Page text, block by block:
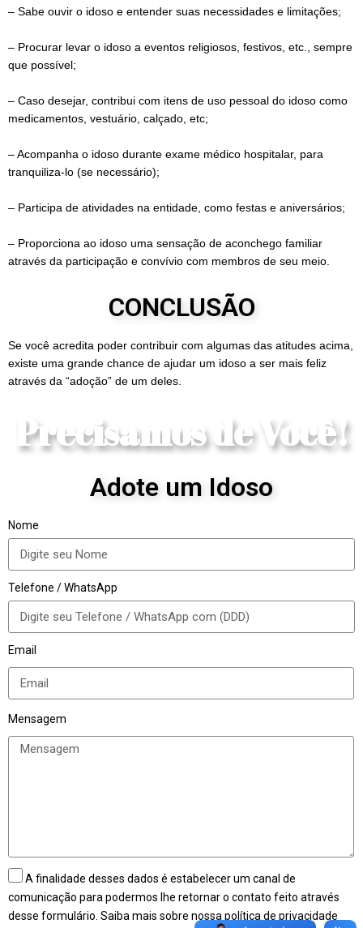
– Sabe ouvir o idoso e entender suas necessidades e limitações;
– Procurar levar o idoso a eventos religiosos, festivos, etc., sempre
que possível;
– Caso desejar, contribui com itens de uso pessoal do idoso como
medicamentos, vestuário, calçado, etc;
– Acompanha o idoso durante exame médico hospitalar, para
tranquiliza-lo (se necessário);
– Participa de atividades na entidade, como festas e aniversários;
– Proporciona ao idoso uma sensação de aconchego familiar
através da participação e convívio com membros de seu meio.
CONCLUSÃO
Se você acredita poder contribuir com algumas das atitudes acima,
existe uma grande chance de ajudar um idoso a ser mais feliz
através da “adoção” de um deles.
Precisamos de Você!
Adote um Idoso
Nome
Telefone / WhatsApp
Email
Mensagem
A finalidade desses dados é estabelecer um canal de
comunicação para podermos lhe retornar o contato feito através
desse formulário. Saiba mais sobre nossa política de privacidade